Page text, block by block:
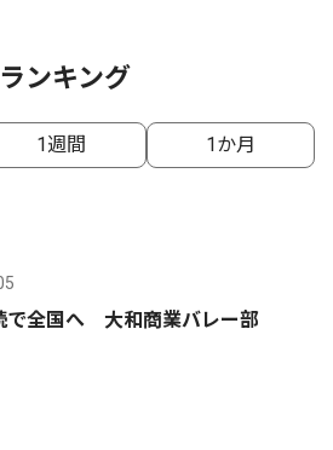
ンキング
1週間 1か月
で全国へ 大和商業バレー部